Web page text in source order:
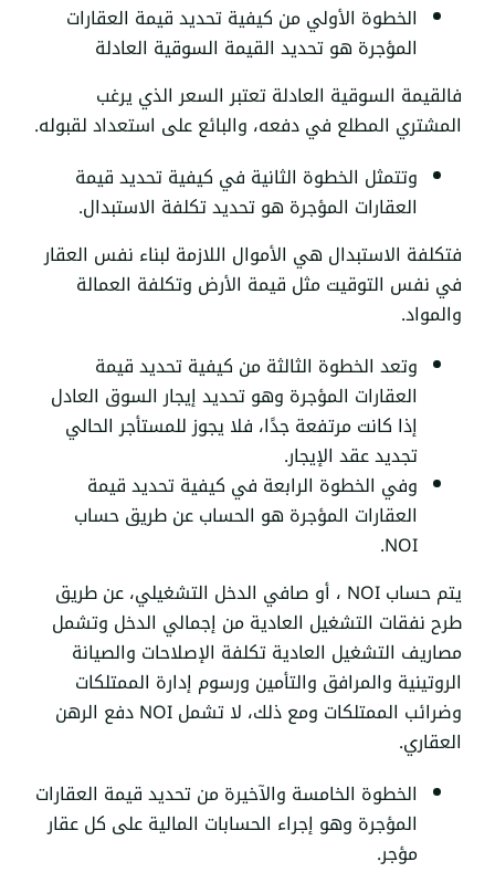
الخطوة الأولي من كيفية تحديد قيمة العقارات
المؤجرة هو تحديد القيمة السوقية العادلة
فالقيمة السوقية العادلة تعتبر السعر الذي يرغب
المشتري المطلع في دفعه، والبائع على استعداد لقبوله.
وتتمثل الخطوة الثانية في كيفية تحديد قيمة
العقارات المؤجرة هو تحديد تكلفة الاستبدال.
فتكلفة الاستبدال هي الأموال اللازمة لبناء نفس العقار
في نفس التوقيت مثل قيمة الأرض وتكلفة العمالة
والمواد.
وتعد الخطوة الثالثة من كيفية تحديد قيمة
العقارات المؤجرة وهو تحديد إيجار السوق العادل
إذا كانت مرتفعة جدًا، فلا يجوز للمستأجر الحالي
تجديد عقد الإيجار.
وفي الخطوة الرابعة في كيفية تحديد قيمة
العقارات المؤجرة هو الحساب عن طريق حساب
NOI
.
يتم حساب NOI ، أو صافي الدخل التشغيلي، عن طريق
طرح نفقات التشغيل العادية من إجمالي الدخل وتشمل
مصاريف التشغيل العادية تكلفة الإصلاحات والصيانة
الروتينية والمرافق والتأمين ورسوم إدارة الممتلكات
وضرائب الممتلكات ومع ذلك، لا تشمل NOI دفع الرهن
العقاري.
الخطوة الخامسة والآخيرة من تحديد قيمة العقارات
المؤجرة وهو إجراء الحسابات المالية على كل عقار
مؤجر.